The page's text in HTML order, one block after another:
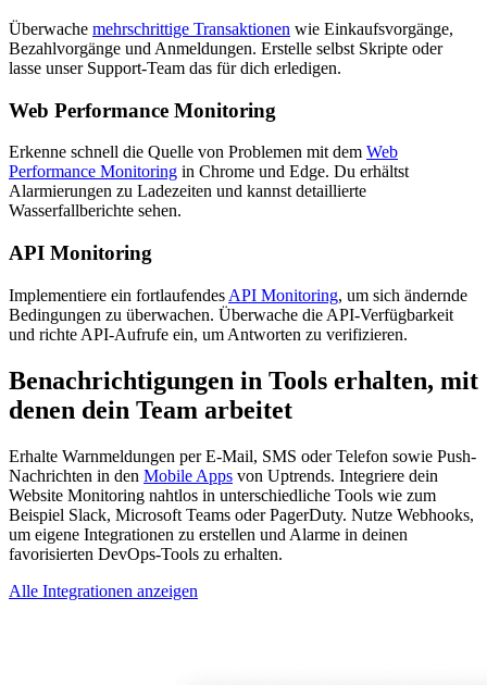
Überwache mehrschrittige Transaktionen wie Einkaufsvorgänge,
Bezahlvorgänge und Anmeldungen. Erstelle selbst Skripte oder
lasse unser Support-Team das für dich erledigen.
Web Performance Monitoring
Erkenne schnell die Quelle von Problemen mit dem Web
Performance Monitoring in Chrome und Edge. Du erhältst
Alarmierungen zu Ladezeiten und kannst detaillierte
Wasserfallberichte sehen.
API Monitoring
Implementiere ein fortlaufendes API Monitoring, um sich ändernde
Bedingungen zu überwachen. Überwache die API-Verfügbarkeit
und richte API-Aufrufe ein, um Antworten zu verifizieren.
Benachrichtigungen in Tools erhalten, mit
denen dein Team arbeitet
Erhalte Warnmeldungen per E-Mail, SMS oder Telefon sowie Push-
Nachrichten in den Mobile Apps von Uptrends. Integriere dein
Website Monitoring nahtlos in unterschiedliche Tools wie zum
Beispiel Slack, Microsoft Teams oder PagerDuty. Nutze Webhooks,
um eigene Integrationen zu erstellen und Alarme in deinen
favorisierten DevOps-Tools zu erhalten.
Alle Integrationen anzeigen